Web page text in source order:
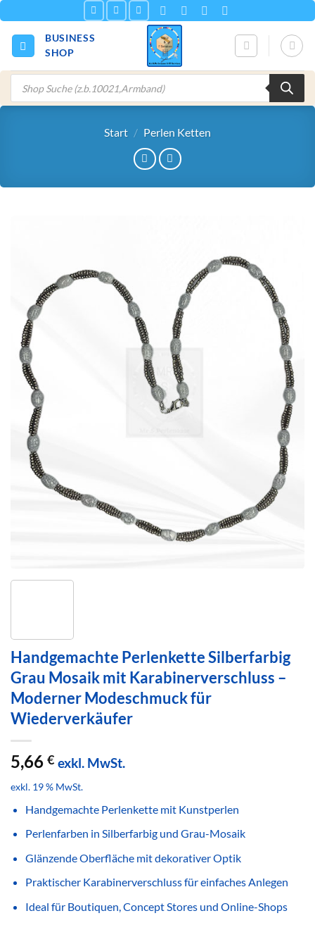
Inhalt
springen
BUSINESS
SHOP
Products
search
Start / Perlen Ketten
Handgemachte Perlenkette Silberfarbig
Grau Mosaik mit Karabinerverschluss –
Moderner Modeschmuck für
Wiederverkäufer
5,66 € exkl. MwSt.
exkl. 19 % MwSt.
Handgemachte Perlenkette mit Kunstperlen
Perlenfarben in Silberfarbig und Grau-Mosaik
Glänzende Oberfläche mit dekorativer Optik
Praktischer Karabinerverschluss für einfaches Anlegen
Ideal für Boutiquen, Concept Stores und Online-Shops